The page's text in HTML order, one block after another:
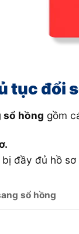
tục đổi
sổ hồng gồm
đầy đủ hồ
sổ hồng